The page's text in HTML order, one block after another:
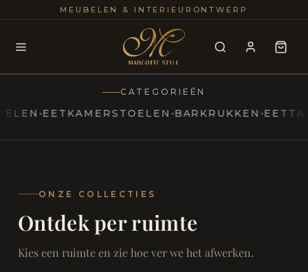
MEUBELEN & INTERIEURONTWERP
Modern
Marcottestyle Living
25+
CATEGORIEËN
EETKAMERSTOELEN BARKRUKKEN EETTAFELS
ONZE COLLECTIES
Ontdek per ruimte
Kies een ruimte en zie hoe ver we het afwerken.
SAMEN ONTSPANNEN
Woonkamer
Eetkamer
RUST EN RETRAITE